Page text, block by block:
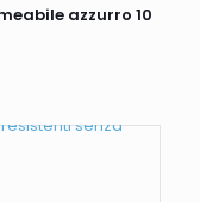
azzurro 10